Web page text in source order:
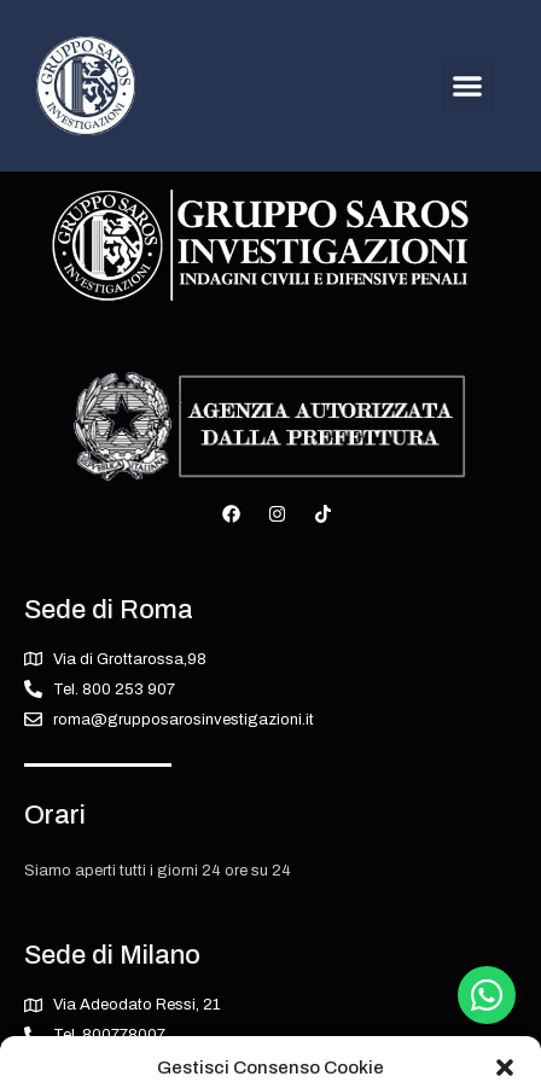
Gestisci Consenso Cookie
Autore:Germano
Proietti Bartolucci
Sede di Roma
Via di Grottarossa,98
Tel. 800 253 907
roma@grupposarosinvestigazioni.it
Orari
Siamo aperti tutti i giorni 24 ore su 24
Sede di Milano
Via Adeodato Ressi, 21
Tel. 800778007
milano@grupposarosinvestigazioni.it